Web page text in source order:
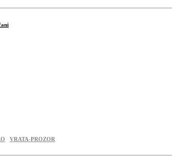
VRATA-PROZOR